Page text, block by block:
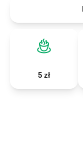
5 zł